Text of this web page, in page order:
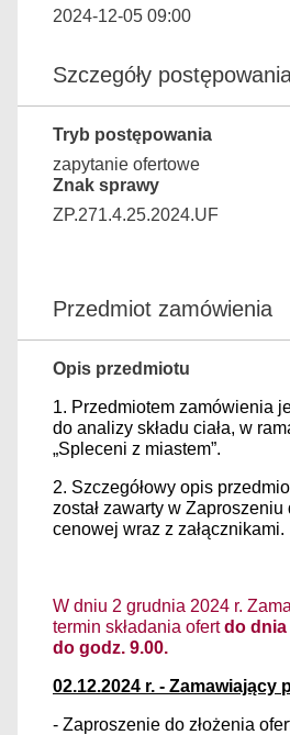
2024-12-05 09:00
Szczegóły
Tryb postępowania
zapytanie ofertowe
Znak sprawy
ZP.271.4.25.2024.UF
Przedmiot zamówienia
Opis przedmiotu
1. Przedmiotem zamówienia
do analizy składu ciała, w
„Spleceni z miastem”.
2. Szczegółowy opis
został zawarty w Zaproszeniu
cenowej wraz z załącznikami.
W dniu 2 grudnia 2024 r.
termin składania ofertdo dnia
do godz. 9.00.
02.12.2024 r. - Zamawiający
- Zaproszenie do złożenia